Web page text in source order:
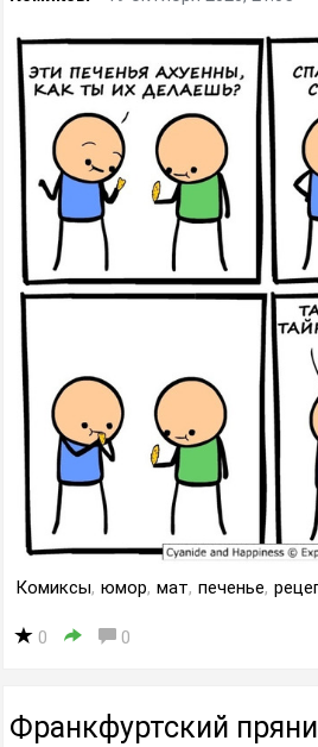
Комиксы, юмор, мат, печенье,
0 0
Франкфуртский